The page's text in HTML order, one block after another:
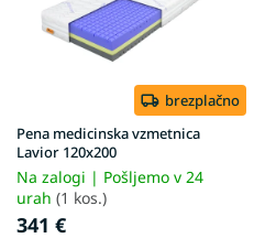
d
u
c
t
s
brezplačno
Pena medicinska vzmetnica
Lavior 120x200
Na zalogi | Pošljemo v 24
urah (1 kos.)
341 €